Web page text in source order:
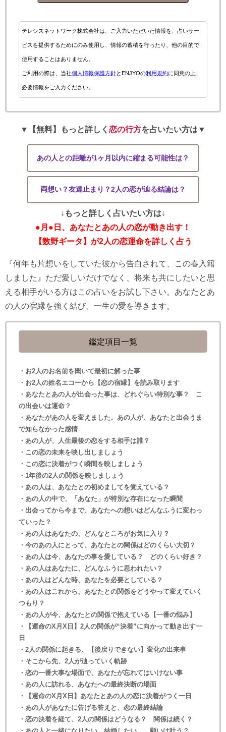
テレシスネットワーク株式会社は、ご入力いただいた情報を、占いサー
ビスを提供するためにのみ使用し、情報の蓄積を行ったり、他の目的で
使用することはありません。
ご利用の際は、当社個人情報保護方針とENJYOの利用規約に同意の上、
必要情報をご入力ください。
▼【無料】もっと詳しく 恋の行方を占いたい方は▼
あの人との距離が1ヶ月以内に縮まる可能性は？
両想い？友達止まり？2人の恋が辿る結論は？
↓もっと詳しく占いたい方は↓
●月●日、あなたとあの人の恋が動き出す！
【数野ギータ】が2人の恋運命を詳しく占う
『何年も片想いをしていた彼から告白されて、この春入籍
しました』ただ愛しいだけでなく、将来も共にしたいと思
える相手がいる方はこの占いをお試し下さい。あなたとあ
の人の宿縁を強く結び、一生の愛を導きます。
鑑定項目一覧
・お2人のお名前を聞いて最初に解った事
・お2人の姓名エコーから【恋の宿縁】を読み取ります
・あなたとあの人が出会った事は、どれぐらい特別な事？ こ
の出会いは運命？
・あなたがあの人を変えました。あの人が、あなたと出会うま
で知らなかった感情
・あの人が、人生最後の恋をする相手は誰？
・この恋の未来を映し出しましょう
・この恋に決着がつく瞬間を映しましょう
・1年後の2人の関係を映しましょう
・あの人は、あなたとの初めましてを覚えている？
・あの人の中で、「あなた」が特別な存在になった瞬間
・出会ってから今まで、あなたへの想いはどんなふうに変わっ
ていった？
・あの人はあなたの、どんなところがお気に入り？
・今のあの人にとって、あなたとの関係はどのくらい大切？
・あの人は今、あなたの事を愛している？ どのくらい好き？
・あの人はあなたに、どんなふうに思われたい？
・あの人はどんな時、あなたを必要としている？
・あの人はこれから、あなたとの関係をどうやって変えていく
つもり？
・あの人が今、あなたとの関係で抱えている【一番の悩み】
・【運命のX月X日】2人の関係が“決着”に向かって動き出す一
日
・2人の関係に起きる、【後戻りできない】変化の出来事
・そこから先、2人が辿っていく軌跡
・恋の一番大事な場面で、あなたが忘れてはいけない事
・あの人に訪れる、あなたへの最終決断の場面
・【運命のX月X日】あなたとあの人の恋に決着がつく一日
・あの人があなたに告げる答えと、恋の最終結論
・恋の決着を経て、2人の関係はどうなる？ 関係は続く？